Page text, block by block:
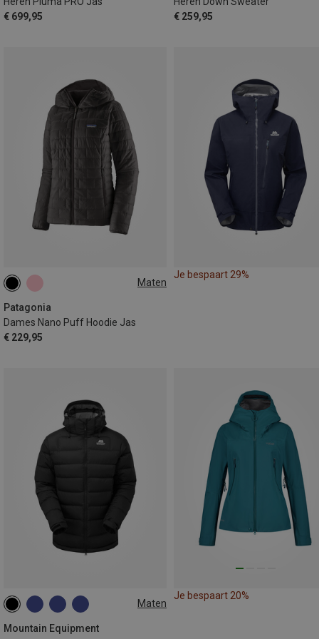
€ 699,95
€ 259,95
Maten
Patagonia
Dames Nano Puff Hoodie Jas
€ 229,95
XS M
Je bespaart 29%
Maten
Mountain Equipment
Je bespaart 20%